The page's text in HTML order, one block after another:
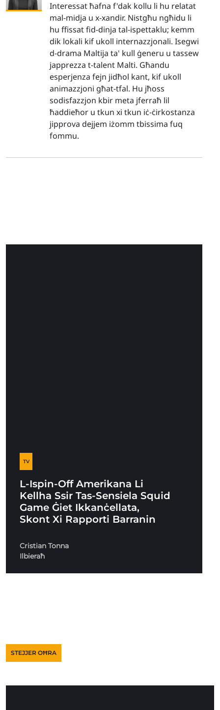
Interessat ħafna f'dak kollu li hu relatat
mal-midja u x-xandir. Nistgħu ngħidu li
hu ffissat fid-dinja tal-ispettaklu; kemm
dik lokali kif ukoll internazzjonali. Isegwi
d-drama Maltija ta' kull ġeneru u tassew
japprezza t-talent Malti. Għandu
esperjenza fejn jidħol kant, kif ukoll
animazzjoni għat-tfal. Hu jħoss
sodisfazzjon kbir meta jferraħ lil
ħaddieħor u tkun xi tkun iċ-ċirkostanza
jipprova dejjem iżomm tbissima fuq
fommu.
TV
L-Ispin-Off Amerikana Li
Kellha Ssir Tas-Sensiela Squid
Game Ġiet Ikkanċellata,
Skont Xi Rapporti Barranin
Cristian Tonna
Ilbieraħ
STEJJER OĦRA